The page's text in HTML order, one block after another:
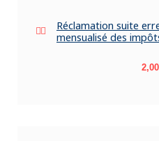
Réclamation suite
mensualisé des
Prix